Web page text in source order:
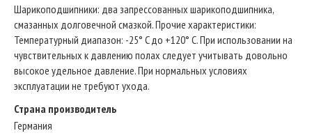
Шарикоподшипники: два запрессованных шарикоподшипника,
смазанных долговечной смазкой. Прочие характеристики:
Температурный диапазон: -25° C до +120° C. При использовании на
чувствительных к давлению полах следует учитывать довольно
высокое удельное давление. При нормальных условиях
эксплуатации не требуют ухода.
Страна производитель
Германия